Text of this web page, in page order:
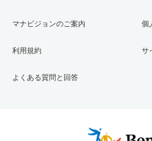
マナビジョンのご案内
利用規約
よくある質問と回答
個
サ